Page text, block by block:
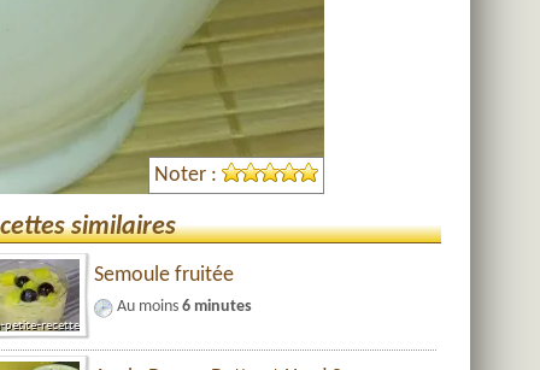
Noter :
similaires
Semoule fruitée
Au moins 6 minutes